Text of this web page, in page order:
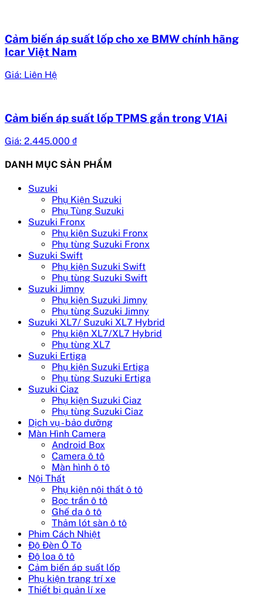
Cảm biến áp suất lốp cho xe BMW chính hãng
Icar Việt Nam
Giá: Liên Hệ
Cảm biến áp suất lốp TPMS gắn trong V1Ai
Giá: 2.445.000 ₫
DANH MỤC SẢN PHẨM
Suzuki
Phụ Kiện Suzuki
Phụ Tùng Suzuki
Suzuki Fronx
Phụ kiện Suzuki Fronx
Phụ tùng Suzuki Fronx
Suzuki Swift
Phụ kiện Suzuki Swift
Phụ tùng Suzuki Swift
Suzuki Jimny
Phụ kiện Suzuki Jimny
Phụ tùng Suzuki Jimny
Suzuki XL7/ Suzuki XL7 Hybrid
Phụ kiện XL7/XL7 Hybrid
Phụ tùng XL7
Suzuki Ertiga
Phụ kiện Suzuki Ertiga
Phụ tùng Suzuki Ertiga
Suzuki Ciaz
Phụ kiện Suzuki Ciaz
Phụ tùng Suzuki Ciaz
Dịch vụ - bảo dưỡng
Màn Hình Camera
Android Box
Camera ô tô
Màn hình ô tô
Nội Thất
Phụ kiện nội thất ô tô
Bọc trần ô tô
Ghế da ô tô
Thảm lót sàn ô tô
Phim Cách Nhiệt
Độ Đèn Ô Tô
Độ loa ô tô
Cảm biến áp suất lốp
Phụ kiện trang trí xe
Thiết bị quản lí xe